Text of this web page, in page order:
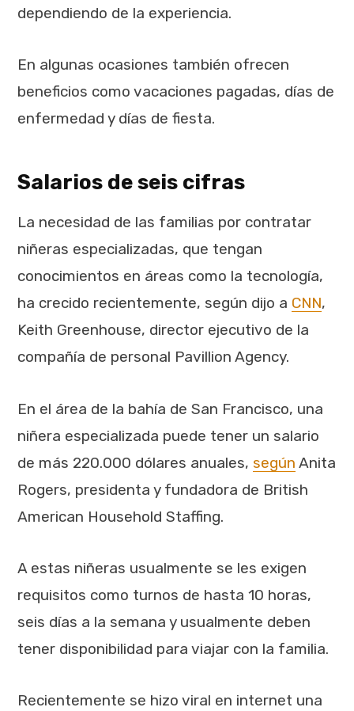
dependiendo de la experiencia.
En algunas ocasiones también ofrecen
beneficios como vacaciones pagadas, días de
enfermedad y días de fiesta.
Salarios de seis cifras
La necesidad de las familias por contratar
niñeras especializadas, que tengan
conocimientos en áreas como la tecnología,
ha crecido recientemente, según dijo a CNN,
Keith Greenhouse, director ejecutivo de la
compañía de personal Pavillion Agency.
En el área de la bahía de San Francisco, una
niñera especializada puede tener un salario
de más 220.000 dólares anuales, según Anita
Rogers, presidenta y fundadora de British
American Household Staffing.
A estas niñeras usualmente se les exigen
requisitos como turnos de hasta 10 horas,
seis días a la semana y usualmente deben
tener disponibilidad para viajar con la familia.
Recientemente se hizo viral en internet una